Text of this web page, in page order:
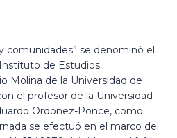
comunidades” se denominó el
de Estudios
Molina de la Universidad de
el profesor de la Universidad
Ordónez-Ponce, como
se efectuó en el marco del